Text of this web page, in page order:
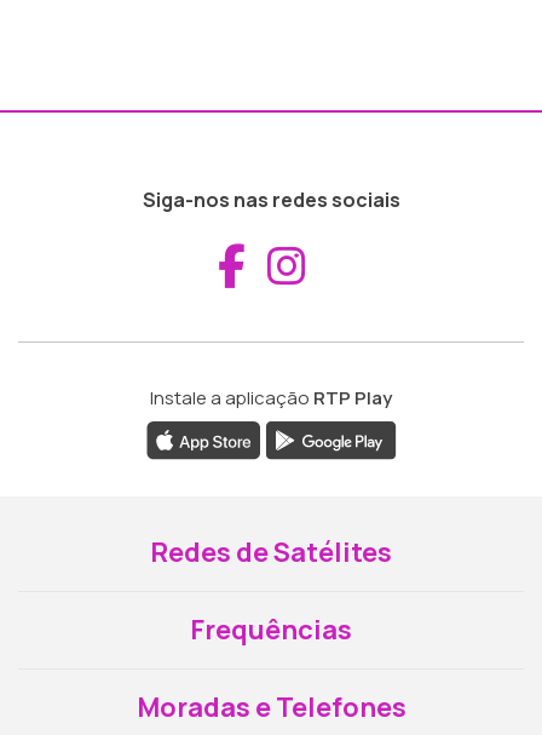
Siga-nos nas redes sociais
Aceder ao
Instale a aplicação RTP Play
Redes de Satélites
Frequências
Moradas e Telefones